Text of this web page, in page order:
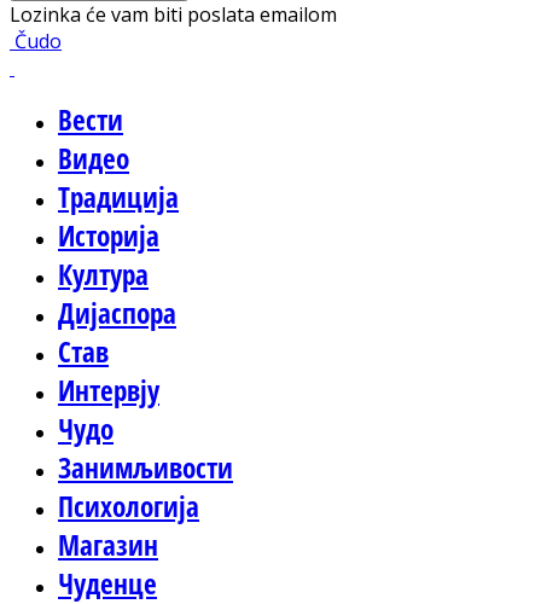
Lozinka će vam biti poslata emailom
Čudo
Вести
Видео
Традиција
Историја
Култура
Дијаспора
Став
Интервју
Чудо
Занимљивости
Психологија
Магазин
Чуденце